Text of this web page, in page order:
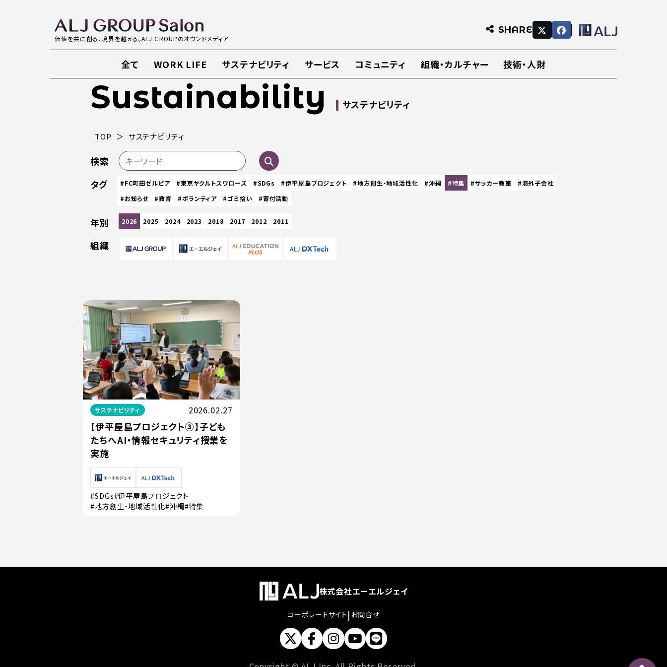
価値を共に創る、境界を越える。ALJ GROUPのオウンドメディア
SHARE
全て WORK LIFE サステナビリティ サービス コミュニティ 組織・カルチャー 技術・人財
Sustainability サステナビリティ
TOP サステナビリティ
検索
タグ
#FC町田ゼルビア #東京ヤクルトスワローズ #SDGs #伊平屋島プロジェクト #地方創生・地域活性化 #沖縄 #特集 #サッカー教室
#海外子会社
#お知らせ
#教育 #ボランティア #ゴミ拾い #寄付活動
年別 2026 2025 2024 2023 2018 2017 2012 2011
組織
サステナビリティ 2026.02.27
【伊平屋島プロジェクト③】子ども
たちへAI・情報セキュリティ授業を
実施
#SDGs#伊平屋島プロジェクト
#地方創生・地域活性化#沖縄#特集
株式会社エーエルジェイ
コーポレートサイト | お問合せ